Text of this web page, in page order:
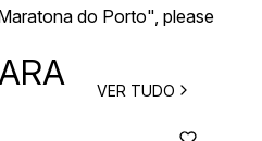
do Porto", please
VER TUDO